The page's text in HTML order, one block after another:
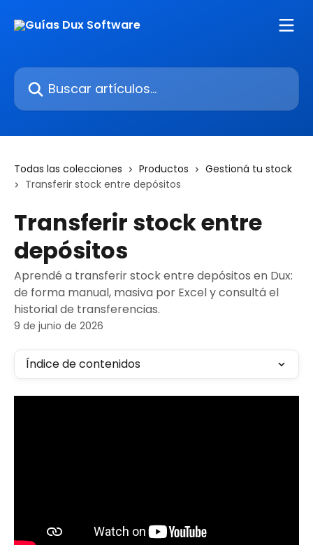
Buscar artículos...
Todas las colecciones Productos
Gestioná tu stock
Transferir stock entre depósitos
Transferir stock entre
depósitos
Aprendé a transferir stock entre depósitos en Dux:
de forma manual, masiva por Excel y consultá el
historial de transferencias.
9 de junio de 2026
Índice de contenidos